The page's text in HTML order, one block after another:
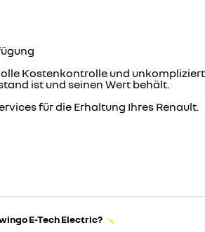
Kostenkontrolle und
ist und seinen Wert behält.
für die Erhaltung Ihres Renault.
E-Tech Electric?